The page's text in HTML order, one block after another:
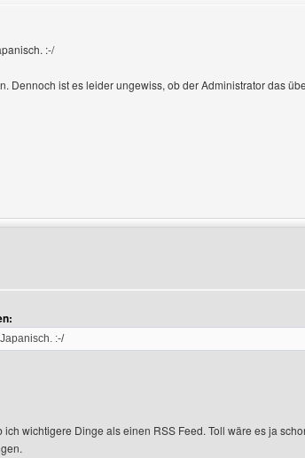
:-/
Dennoch ist es leider ungewiss, ob der Administrator das
muepfe-radio
:-/
wichtigere Dinge als einen RSS Feed. Toll wäre es ja